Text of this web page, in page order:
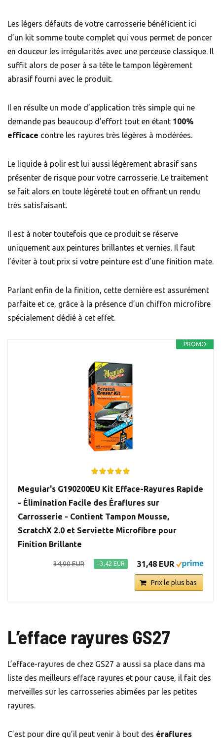
Les légers défauts de votre carrosserie bénéficient ici
d’un kit somme toute complet qui vous permet de poncer
en douceur les irrégularités avec une perceuse classique. Il
suffit alors de poser à sa tête le tampon légèrement
abrasif fourni avec le produit.
Il en résulte un mode d’application très simple qui ne
demande pas beaucoup d’effort tout en étant 100%
efficace contre les rayures très légères à modérées.
Le liquide à polir est lui aussi légèrement abrasif sans
présenter de risque pour votre carrosserie. Le traitement
se fait alors en toute légèreté tout en offrant un rendu
très satisfaisant.
Il est à noter toutefois que ce produit se réserve
uniquement aux peintures brillantes et vernies. Il faut
l’éviter à tout prix si votre peinture est d’une finition mate.
Parlant enfin de la finition, cette dernière est assurément
parfaite et ce, grâce à la présence d’un chiffon microfibre
spécialement dédié à cet effet.
PROMO
Meguiar's G190200EU Kit Efface-Rayures Rapide
- Élimination Facile des Éraflures sur
Carrosserie - Contient Tampon Mousse,
ScratchX 2.0 et Serviette Microfibre pour
Finition Brillante
34,90 EUR −3,42 EUR 31,48 EUR
Prix le plus bas
L’efface rayures GS27
L’efface-rayures de chez GS27 a aussi sa place dans ma
liste des meilleurs efface rayures et pour cause, il fait des
merveilles sur les carrosseries abimées par les petites
rayures.
C’est pour dire qu’il peut venir à bout des éraflures